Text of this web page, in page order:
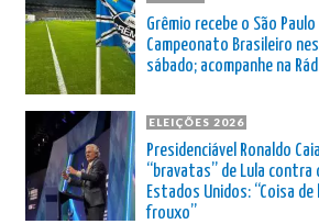
Grêmio recebe o São
Campeonato Brasileiro
sábado; acompanhe na
ELEIÇÕES 2026
Presidenciável Ronaldo
“bravatas” de Lula contra
Estados Unidos: “Coisa de
frouxo”